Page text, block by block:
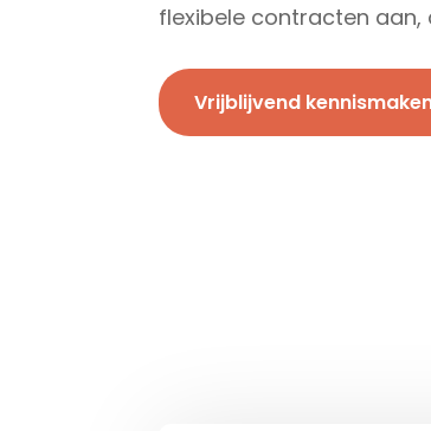
flexibele contracten aan,
Vrijblijvend